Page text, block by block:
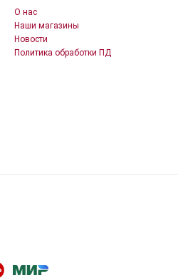
О нас
Наши магазины
Новости
Политика обработки ПД